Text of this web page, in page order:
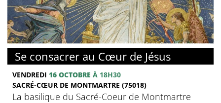
© Basilique du Sacré-Coeur de Montmartre
Se consacrer au Cœur de Jésus
VENDREDI 16 OCTOBRE À 18H30
SACRÉ-CŒUR DE MONTMARTRE (75018)
La basilique du Sacré-Coeur de Montmartre